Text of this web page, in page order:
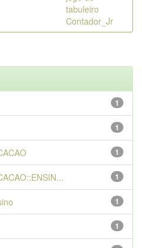
tabuleiro
Contador_Jr
1
1
1
1
1
1